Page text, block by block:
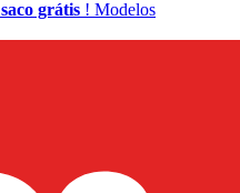
saco grátis ! Modelos